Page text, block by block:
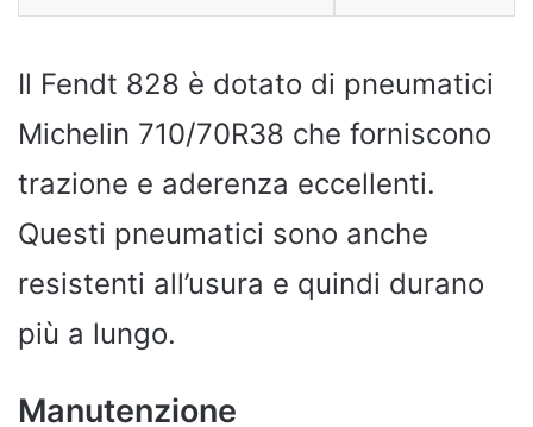
Il Fendt 828 è dotato di pneumatici
Michelin 710/70R38 che forniscono
trazione e aderenza eccellenti.
Questi pneumatici sono anche
resistenti all’usura e quindi durano
più a lungo.
Manutenzione